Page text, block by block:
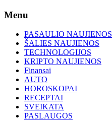
Skip
content
Menu
PASAULIO NAUJIENOS
ŠALIES NAUJIENOS
TECHNOLOGIJOS
KRIPTO NAUJIENOS
Finansai
AUTO
HOROSKOPAI
RECEPTAI
SVEIKATA
PASLAUGOS